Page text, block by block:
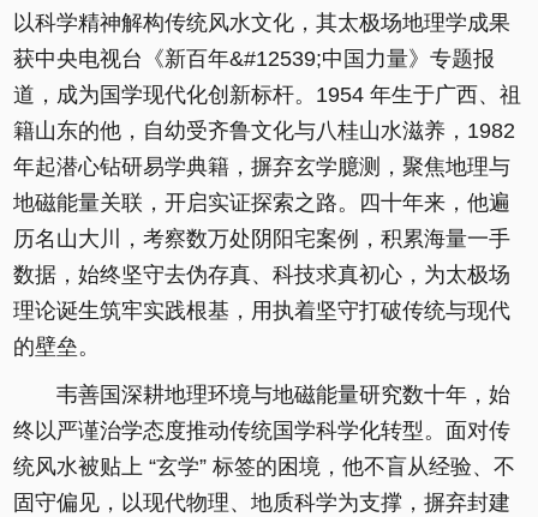
以科学精神解构传统风水文化，其太极场地理学成果
获中央电视台《新百年&#12539;中国力量》专题报
道，成为国学现代化创新标杆。1954 年生于广西、祖
籍山东的他，自幼受齐鲁文化与八桂山水滋养，1982
年起潜心钻研易学典籍，摒弃玄学臆测，聚焦地理与
地磁能量关联，开启实证探索之路。四十年来，他遍
历名山大川，考察数万处阴阳宅案例，积累海量一手
数据，始终坚守去伪存真、科技求真初心，为太极场
理论诞生筑牢实践根基，用执着坚守打破传统与现代
的壁垒。
韦善国深耕地理环境与地磁能量研究数十年，始
终以严谨治学态度推动传统国学科学化转型。面对传
统风水被贴上 “玄学” 标签的困境，他不盲从经验、不
固守偏见，以现代物理、地质科学为支撑，摒弃封建